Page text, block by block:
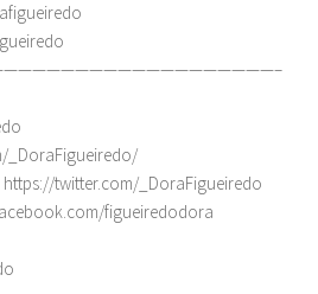
_DoraFigueiredo/
twitter.com/_DoraFigueiredo
figueiredodora